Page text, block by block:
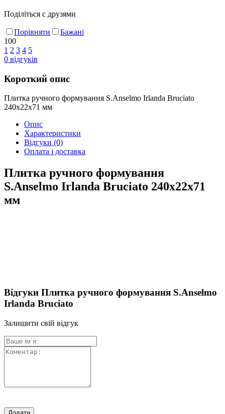
Поділіться с друзями
Порівняти
Бажані
100
1 2 3 4 5
0 відгуків
Короткий опис
Плитка ручного формування S.Anselmo Irlanda Bruciato
240х22х71 мм
Опис
Характеристики
Відгуки (0)
Оплата і доставка
Плитка ручного формування
S.Anselmo Irlanda Bruciato 240х22х71
мм
Відгуки Плитка ручного формування S.Anselmo
Irlanda Bruciato
Залишити свій відгук